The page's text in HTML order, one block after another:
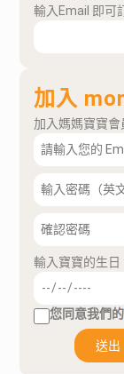
輸入Email 即可
加入
加入媽媽寶寶會
輸入寶寶的生日
您同意我們的
送出